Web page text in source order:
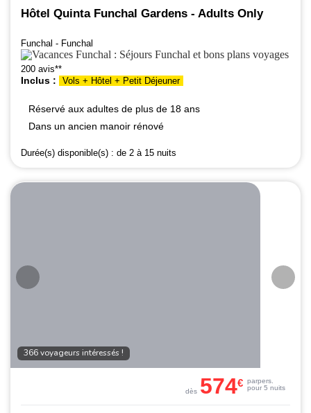
Hôtel Quinta Funchal Gardens - Adults Only
Funchal - Funchal
200 avis**
Inclus : Vols + Hôtel + Petit Déjeuner
Réservé aux adultes de plus de 18 ans
Dans un ancien manoir rénové
Durée(s) disponible(s) : de 2 à 15 nuits
366 voyageurs intéressés !
dès 574€ parpers.
pour 5 nuits